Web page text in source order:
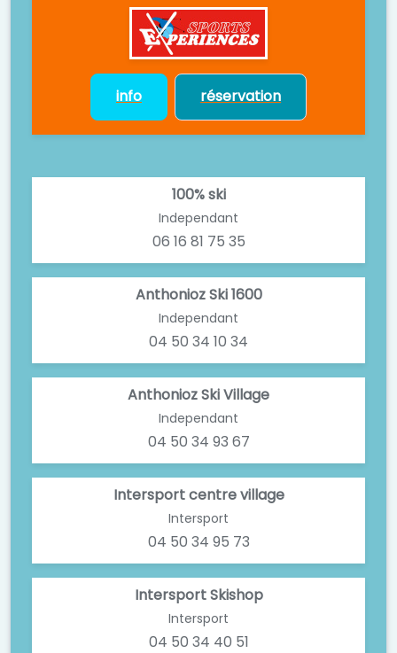
info réservation
100% ski
Independant
06 16 81 75 35
Anthonioz Ski 1600
Independant
04 50 34 10 34
Anthonioz Ski Village
Independant
04 50 34 93 67
Intersport centre village
Intersport
04 50 34 95 73
Intersport Skishop
Intersport
04 50 34 40 51